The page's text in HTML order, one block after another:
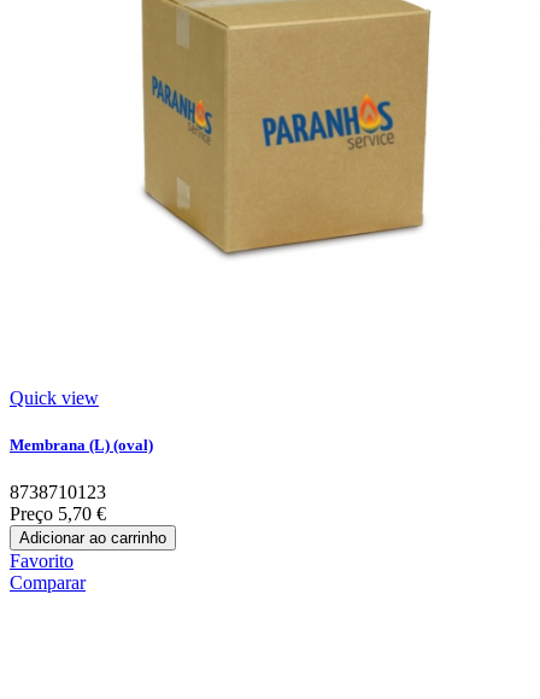
Quick view
Membrana (L) (oval)
8738710123
Preço 5,70 €
Adicionar ao carrinho
Favorito
Comparar